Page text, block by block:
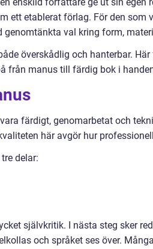
ett etablerat förlag. För den som
val kring form,
överskådlig och hanterbar. Här
från manus till färdig bok i
färdigt, genomarbetat och
här avgör hur
delar:
självkritik. I nästa steg sker
och språket ses över.